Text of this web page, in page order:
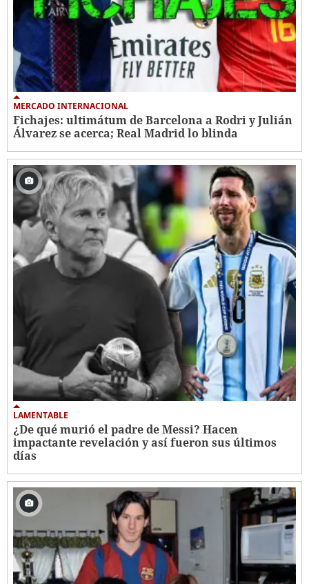
MERCADO INTERNACIONAL
Fichajes: ultimátum de Barcelona a Rodri y Julián
Álvarez se acerca; Real Madrid lo blinda
LAMENTABLE
¿De qué murió el padre de Messi? Hacen
impactante revelación y así fueron sus últimos
días